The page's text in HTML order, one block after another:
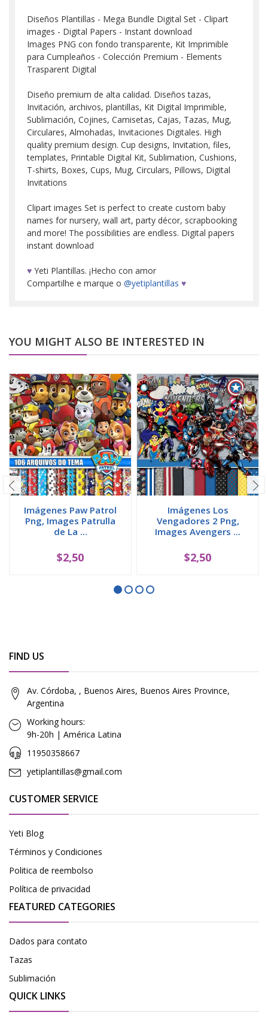
Diseños Plantillas - Mega Bundle Digital Set - Clipart
images - Digital Papers - Instant download
Images PNG con fondo transparente, Kit Imprimible
para Cumpleaños - Colección Premium - Elements
Trasparent Digital
Diseño premium de alta calidad. Diseños tazas,
Invitación, archivos, plantillas, Kit Digital Imprimible,
Sublimación, Cojines, Camisetas, Cajas, Tazas, Mug,
Circulares, Almohadas, Invitaciones Digitales. High
quality premium design. Cup designs, Invitation, files,
templates, Printable Digital Kit, Sublimation, Cushions,
T-shirts, Boxes, Cups, Mug, Circulars, Pillows, Digital
Invitations
Clipart images Set is perfect to create custom baby
names for nursery, wall art, party décor, scrapbooking
and more! The possibilities are endless. Digital papers
instant download
♥ Yeti Plantillas. ¡Hecho con amor
Compartilhe e marque o @yetiplantillas ♥
YOU MIGHT ALSO BE INTERESTED IN
Imágenes Paw Patrol
Png, Images Patrulla
de La ...
$2,50
Imágenes Los
Vengadores 2 Png,
Images Avengers ...
$2,50
FIND US
Av. Córdoba, , Buenos Aires, Buenos Aires Province,
Argentina
Working hours:
9h-20h | América Latina
11950358667
yetiplantillas@gmail.com
CUSTOMER SERVICE
Yeti Blog
Términos y Condiciones
Politica de reembolso
Política de privacidad
FEATURED CATEGORIES
Dados para contato
Tazas
Sublimación
QUICK LINKS